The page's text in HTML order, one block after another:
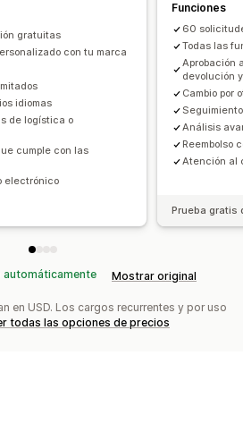
Notificaciones de SMS
electrónico
Actualizaciones de existencias
Informes y estadísticas
promoción de marca
electrónico
envíos
gratuitas
con tu marca
idiomas
de logística o
cumple con las
electrónico
Funciones
60
Todas las
Aprobación
devolución
Cambio por
Análisis
Reembolso
Atención al
Prueba gratis
Mostrar original
en USD. Los cargos recurrentes y por uso
todas las opciones de precios